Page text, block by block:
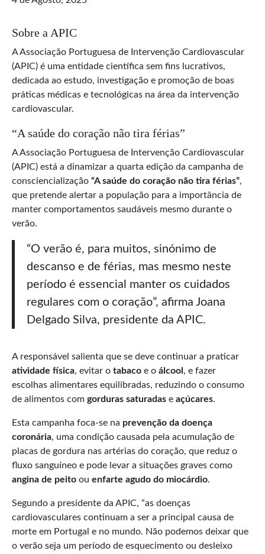
Sobre a APIC
A Associação Portuguesa de Intervenção Cardiovascular
(APIC) é uma entidade científica sem fins lucrativos,
dedicada ao estudo, investigação e promoção de boas
práticas médicas e tecnológicas na área da intervenção
cardiovascular.
“A saúde do coração não tira férias”
A Associação Portuguesa de Intervenção Cardiovascular
(APIC) está a dinamizar a quarta edição da campanha de
consciencialização “A saúde do coração não tira férias”,
que pretende alertar a população para a importância de
manter comportamentos saudáveis mesmo durante o
verão.
“O verão é, para muitos, sinónimo de
descanso e de férias, mas mesmo neste
período é essencial manter os cuidados
regulares com o coração”, afirma Joana
Delgado Silva, presidente da APIC.
A responsável salienta que se deve continuar a praticar
atividade física, evitar o tabaco e o álcool , e fazer
escolhas alimentares equilibradas, reduzindo o consumo
de alimentos com gorduras saturadas e açúcares.
Esta campanha foca-se na prevenção da doença
coronária, uma condição causada pela acumulação de
placas de gordura nas artérias do coração, que reduz o
fluxo sanguíneo e pode levar a situações graves como
angina de peito ou enfarte agudo do miocárdio.
Segundo a presidente da APIC, “as doenças
cardiovasculares continuam a ser a principal causa de
morte em Portugal e no mundo. Não podemos deixar que
o verão seja um período de esquecimento ou desleixo